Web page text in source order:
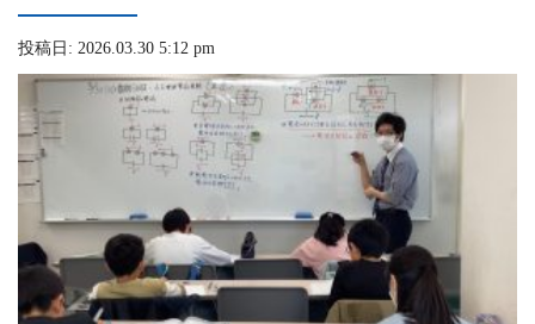
投稿日: 2026.03.30 5:12 pm